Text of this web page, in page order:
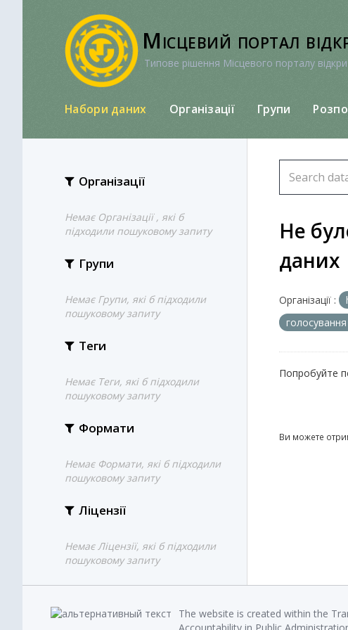
Місцевий портал
Типове рішення Місцевого порталу
Набори даних Організації Групи
Організації
Немає Організації , які б
підходили пошуковому запиту
Групи
Немає Групи, які б підходили
пошуковому запиту
Теги
Немає Теги, які б підходили
пошуковому запиту
Формати
Немає Формати, які б підходили
пошуковому запиту
Ліцензії
Немає Ліцензії, які б підходили
пошуковому запиту
Не
даних
Організації :
голосування
Попробуйте
Ви можете
The website is created within the